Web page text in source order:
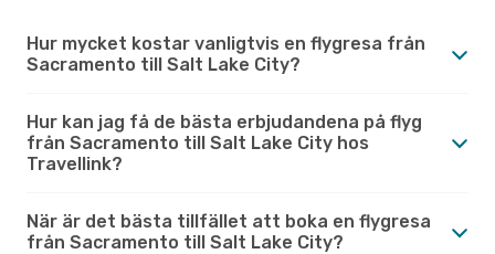
Hur mycket kostar vanligtvis en flygresa från
Sacramento till Salt Lake City?
Hur kan jag få de bästa erbjudandena på flyg
från Sacramento till Salt Lake City hos
Travellink?
När är det bästa tillfället att boka en flygresa
från Sacramento till Salt Lake City?